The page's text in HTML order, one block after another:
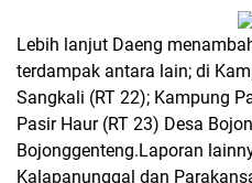
Lebih lanjut Daeng
terdampak antara lain; di
Sangkali (RT 22); Kampung
Pasir Haur (RT 23) Desa
Bojonggenteng.Laporan
Kalapanunggal dan